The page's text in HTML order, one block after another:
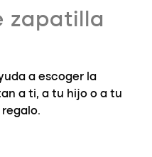
zapatilla
a escoger la
a ti, a tu hijo o a tu